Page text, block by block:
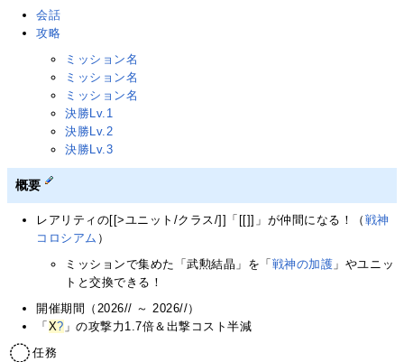
会話
攻略
ミッション名
ミッション名
ミッション名
決勝Lv.1
決勝Lv.2
決勝Lv.3
概要
レアリティの[[>ユニット/クラス/]]「[[]]」が仲間になる！（ 戦神
コロシアム ）
ミッションで集めた「武勲結晶」を「 戦神の加護 」やユニッ
トと交換できる！
開催期間（2026// ～ 2026//）
「 X? 」の攻撃力1.7倍＆出撃コスト半減
任務